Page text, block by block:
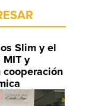
Slim y el
y
cooperación